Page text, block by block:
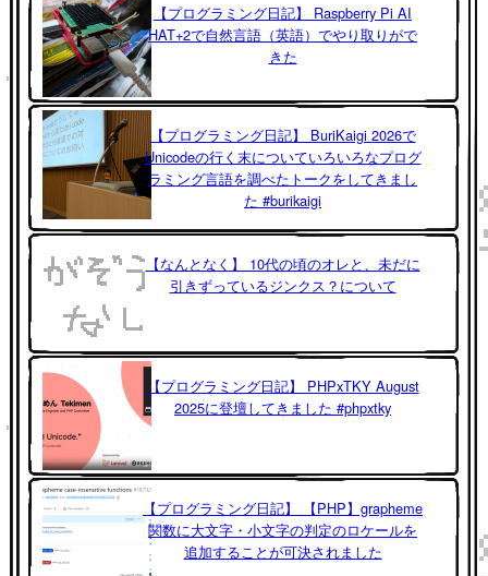
【プログラミング日記】 Raspberry Pi AI
HAT+2で自然言語（英語）でやり取りがで
きた
【プログラミング日記】 BuriKaigi 2026で
Unicodeの行く末についていろいろなプログ
ラミング言語を調べたトークをしてきまし
た #burikaigi
【なんとなく】 10代の頃のオレと、未だに
引きずっているジンクス？について
【プログラミング日記】 PHPxTKY August
2025に登壇してきました #phpxtky
【プログラミング日記】 【PHP】grapheme
関数に大文字・小文字の判定のロケールを
追加することが可決されました